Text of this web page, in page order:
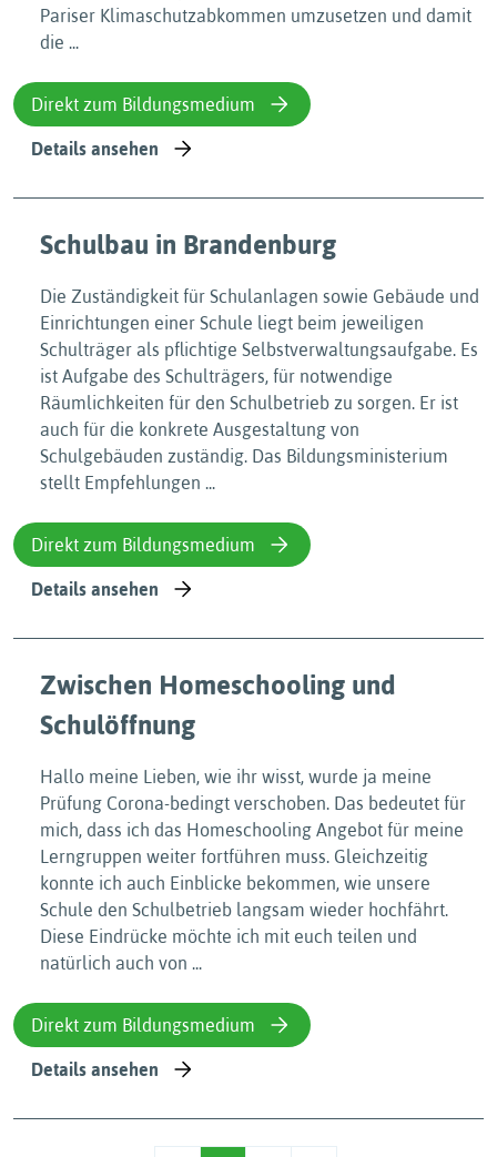
Pariser Klimaschutzabkommen umzusetzen und damit
die ...
Direkt zum Bildungsmedium
Details ansehen
Schulbau in Brandenburg
Die Zuständigkeit für Schulanlagen sowie Gebäude und
Einrichtungen einer Schule liegt beim jeweiligen
Schulträger als pflichtige Selbstverwaltungsaufgabe. Es
ist Aufgabe des Schulträgers, für notwendige
Räumlichkeiten für den Schulbetrieb zu sorgen. Er ist
auch für die konkrete Ausgestaltung von
Schulgebäuden zuständig. Das Bildungsministerium
stellt Empfehlungen ...
Direkt zum Bildungsmedium
Details ansehen
Zwischen Homeschooling und
Schulöffnung
Hallo meine Lieben, wie ihr wisst, wurde ja meine
Prüfung Corona-bedingt verschoben. Das bedeutet für
mich, dass ich das Homeschooling Angebot für meine
Lerngruppen weiter fortführen muss. Gleichzeitig
konnte ich auch Einblicke bekommen, wie unsere
Schule den Schulbetrieb langsam wieder hochfährt.
Diese Eindrücke möchte ich mit euch teilen und
natürlich auch von ...
Direkt zum Bildungsmedium
Details ansehen